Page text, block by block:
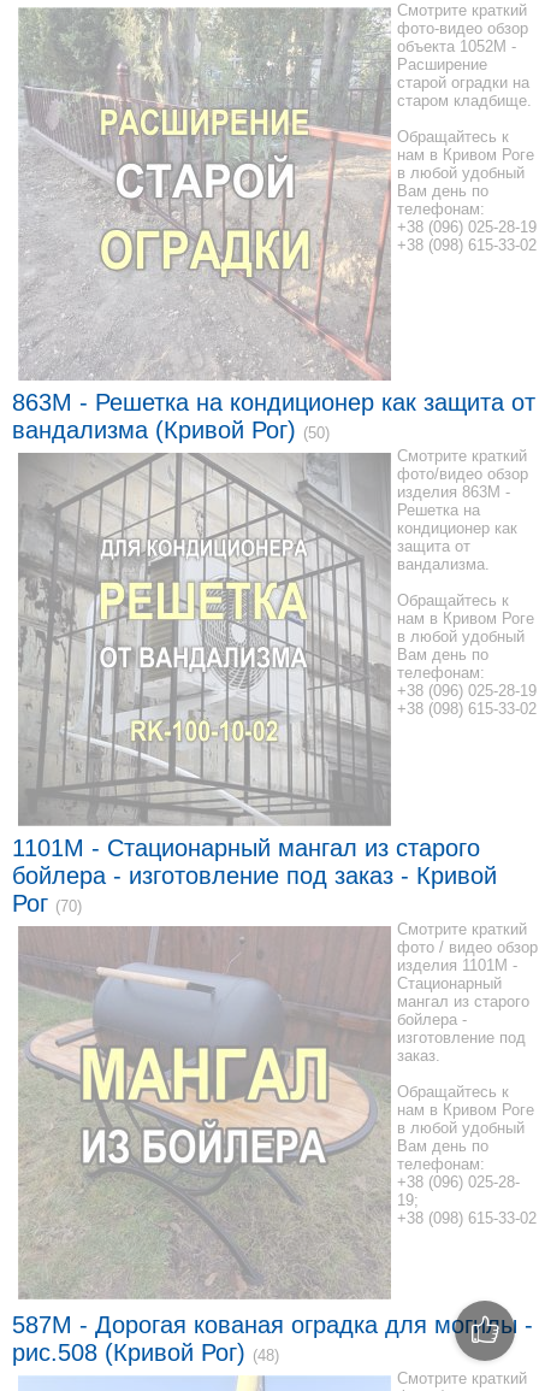
Смотрите краткий
фото-видео обзор
объекта 1052M -
Расширение
старой оградки на
старом кладбище.
Обращайтесь к
нам в Кривом Роге
в любой удобный
Вам день по
телефонам:
+38 (096) 025-28-19
+38 (098) 615-33-02
863M - Решетка на кондиционер как защита от
вандализма (Кривой Рог) (50)
Смотрите краткий
фото/видео обзор
изделия 863M -
Решетка на
кондиционер как
защита от
вандализма.
Обращайтесь к
нам в Кривом Роге
в любой удобный
Вам день по
телефонам:
+38 (096) 025-28-19
+38 (098) 615-33-02
1101M - Стационарный мангал из старого
бойлера - изготовление под заказ - Кривой
Рог (70)
Смотрите краткий
фото / видео обзор
изделия 1101M -
Стационарный
мангал из старого
бойлера -
изготовление под
заказ.
Обращайтесь к
нам в Кривом Роге
в любой удобный
Вам день по
телефонам:
+38 (096) 025-28-
19;
+38 (098) 615-33-02
587M - Дорогая кованая оградка для могилы -
рис.508 (Кривой Рог) (48)
Смотрите краткий